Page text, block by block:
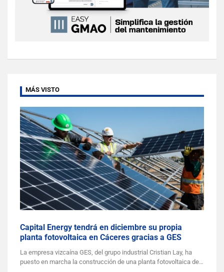
MÁS VISTO
Capital Energy tendrá en diciembre su propia
planta fotovoltaica en Cáceres gracias a GES
La empresa vizcaína GES, del grupo industrial Cristian Lay, ha
puesto en marcha la construcción de una planta fotovoltaica de…